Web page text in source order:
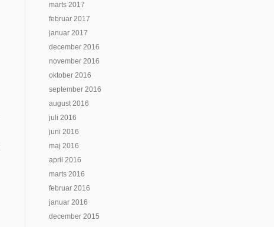
marts 2017
februar 2017
januar 2017
december 2016
november 2016
oktober 2016
september 2016
august 2016
juli 2016
juni 2016
maj 2016
april 2016
marts 2016
februar 2016
januar 2016
december 2015